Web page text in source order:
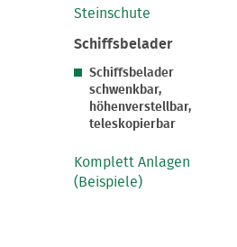
Steinschute
Schiffsbelader
Schiffsbelader
schwenkbar,
höhenverstellbar,
teleskopierbar
Komplett Anlagen
(Beispiele)